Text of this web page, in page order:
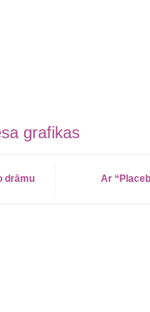
grafikas
drāmu
Ar